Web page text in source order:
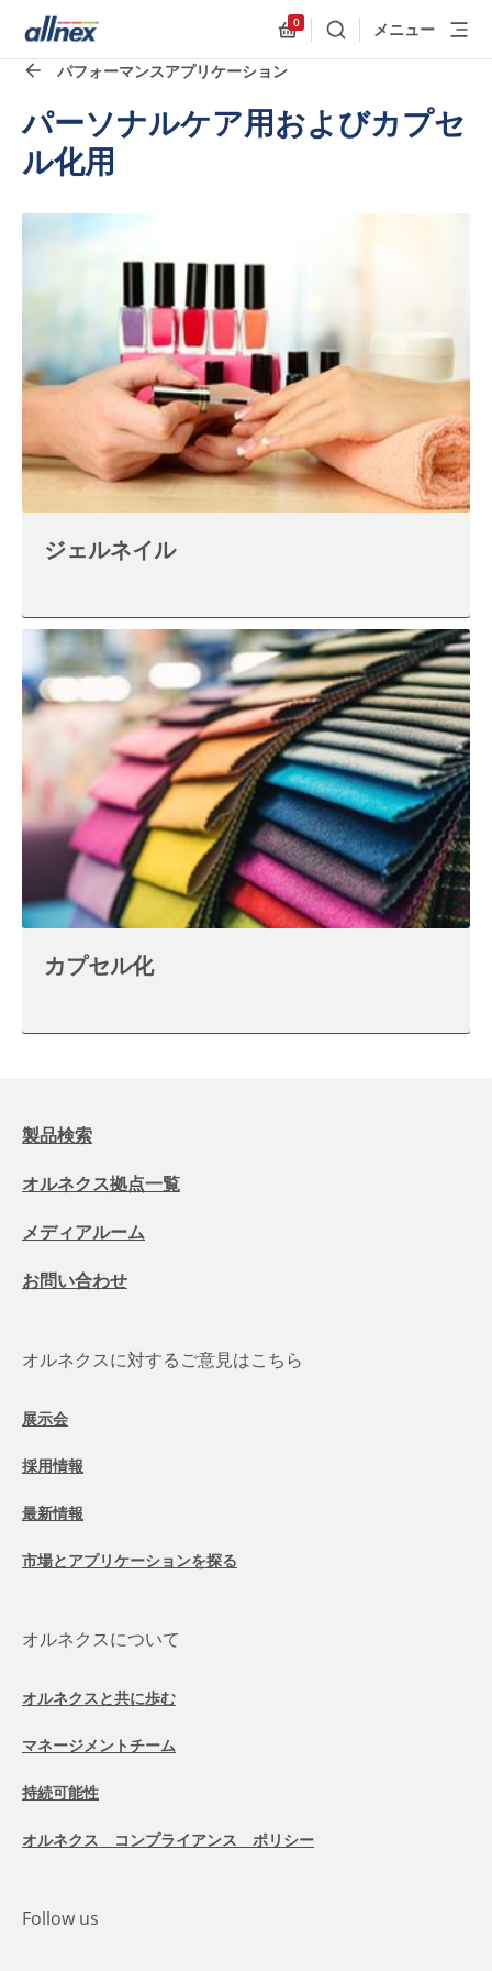
0
検索
メニュー
パフォーマンスアプリケーション
パーソナルケア用およびカプセ
ル化用
ジェルネイル
カプセル化
製品検索
オルネクス拠点一覧
メディアルーム
お問い合わせ
オルネクスに対するご意見はこちら
展示会
採用情報
最新情報
市場とアプリケーションを探る
オルネクスについて
オルネクスと共に歩む
マネージメントチーム
持続可能性
オルネクス コンプライアンス ポリシー
Follow us